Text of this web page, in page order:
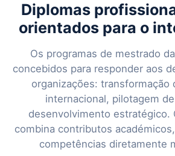
Diplomas
orientados para o
Os programas de mestrado
concebidos para responder aos
organizações: transformação
internacional, pilotagem
desenvolvimento estratégico.
combina contributos
competências diretamente